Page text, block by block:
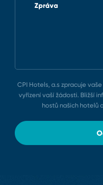
Zpráva
CPI Hotels, a.s zpracuje
vyřízení vaší žádosti. Bližší
hostů našich hotelů